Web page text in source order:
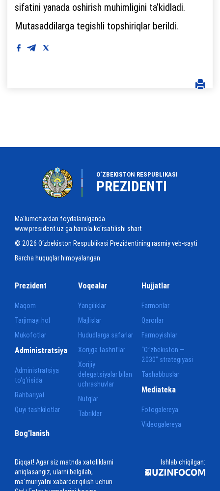
sifatini yanada oshirish muhimligini taʼkidladi.
Mutasaddilarga tegishli topshiriqlar berildi.
O‘ZBEKISTON RESPUBLIKASI
PREZIDENTI
Ma'lumotlardan foydalanilganda
www.president.uz ga havola ko‘rsatilishi shart
© 2026 O‘zbekiston Respublikasi Prezidentining rasmiy veb-sayti
Barcha huquqlar himoyalangan
Prezident
Maqom
Tarjimayi hol
Mukofotlar
Voqealar
Yangiliklar
Majlislar
Hududlarga safarlar
Xorijga tashriflar
Xorijiy
delegatsiyalar bilan
uchrashuvlar
Nutqlar
Tabriklar
Hujjatlar
Farmonlar
Qarorlar
Farmoyishlar
“Oʻzbekiston —
2030” strategiyasi
Tashabbuslar
Administratsiya
Administratsiya
to‘g‘risida
Rahbariyat
Quyi tashkilotlar
Mediateka
Fotogalereya
Videogalereya
Bog'lanish
Diqqat! Agar siz matnda xatoliklarni
aniqlasangiz, ularni belgilab,
ma`muriyatni xabardor qilish uchun
Ishlab chiqilgan: